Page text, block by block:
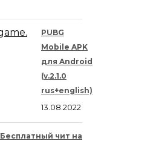
PUBG
Mobile APK
для Android
(v.2.1.0
rus+english)
13.08.2022
Бесплатный чит на